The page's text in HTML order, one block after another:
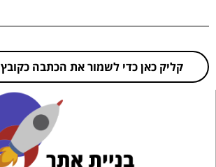
קליק כאן כדי לשמור את הכתבה כקובץ PDF במחשב